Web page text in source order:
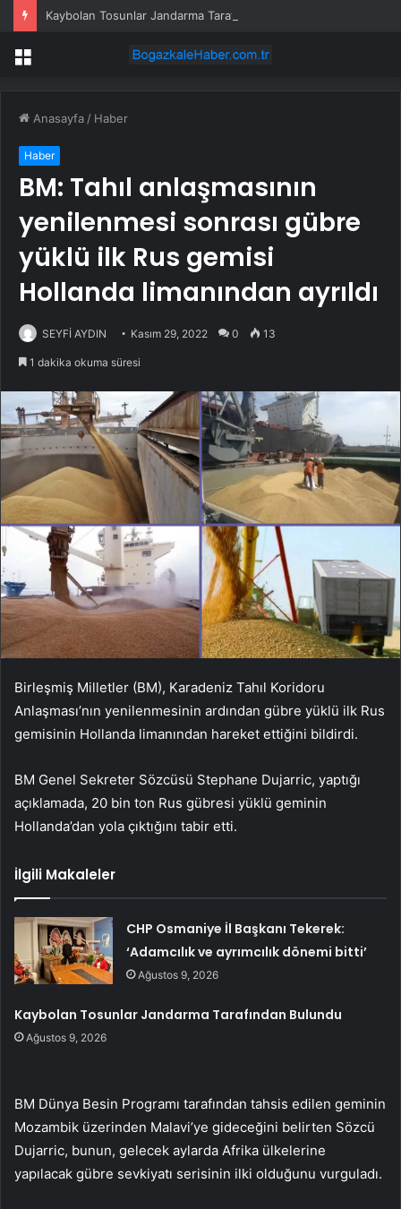
Kaybolan Tosunlar Jandarma Tarafından Bulundu
Menü
Anasayfa / Haber
Haber
BM: Tahıl anlaşmasının
yenilenmesi sonrası gübre
yüklü ilk Rus gemisi
Hollanda limanından ayrıldı
SEYFİ AYDIN Kasım 29, 2022 0 13
1 dakika okuma süresi
Birleşmiş Milletler (BM), Karadeniz Tahıl Koridoru
Anlaşması’nın yenilenmesinin ardından gübre yüklü ilk Rus
gemisinin Hollanda limanından hareket ettiğini bildirdi.
BM Genel Sekreter Sözcüsü Stephane Dujarric, yaptığı
açıklamada, 20 bin ton Rus gübresi yüklü geminin
Hollanda’dan yola çıktığını tabir etti.
İlgili Makaleler
CHP Osmaniye İl Başkanı Tekerek:
‘Adamcılık ve ayrımcılık dönemi bitti’
Ağustos 9, 2026
Kaybolan Tosunlar Jandarma Tarafından Bulundu
Ağustos 9, 2026
BM Dünya Besin Programı tarafından tahsis edilen geminin
Mozambik üzerinden Malavi’ye gideceğini belirten Sözcü
Dujarric, bunun, gelecek aylarda Afrika ülkelerine
yapılacak gübre sevkiyatı serisinin ilki olduğunu vurguladı.